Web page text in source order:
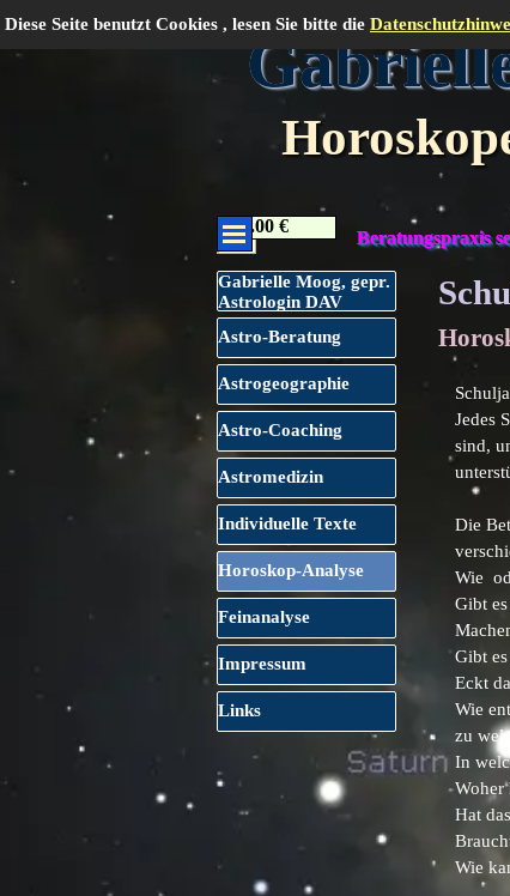
Diese Seite benutzt Cookies , lesen Sie bitte die
Menü überspringen
0.00 €
Menü überspringen
Beratungspraxis
Menü überspringen
Gabrielle Moog, gepr.
Astrologin DAV
Astro-Beratung
Astrogeographie
Astro-Coaching
Astromedizin
Individuelle Texte
Horoskop-Analyse
Feinanalyse
Impressum
Links
Jedes
sind,
Die
Wie
Gibt
Gibt
Eckt
Wie
zu
In
Woher
Hat
Wie